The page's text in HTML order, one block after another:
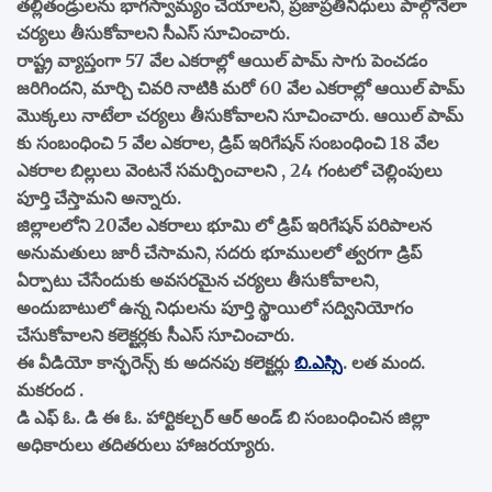
తల్లితండ్రులను భాగస్వామ్యం చేయాలని, ప్రజాప్రతినిధులు పాల్గోనేలా
చర్యలు తీసుకోవాలని సీఎస్ సూచించారు.
రాష్ట్ర వ్యాప్తంగా 57 వేల ఎకరాల్లో ఆయిల్ పామ్ సాగు పెంచడం
జరిగిందని, మార్చి చివరి నాటికి మరో 60 వేల ఎకరాల్లో ఆయిల్ పామ్
మొక్కలు నాటేలా చర్యలు తీసుకోవాలని సూచించారు. ఆయిల్ పామ్
కు సంబంధించి 5 వేల ఎకరాల, డ్రిప్ ఇరిగేషన్ సంబంధించి 18 వేల
ఎకరాల బిల్లులు వెంటనే సమర్పించాలని , 24 గంటలో చెల్లింపులు
పూర్తి చేస్తామని అన్నారు.
జిల్లాలలోని 20వేల ఎకరాలు భూమి లో డ్రిప్ ఇరిగేషన్ పరిపాలన
అనుమతులు జారీ చేసామని, సదరు భూములలో త్వరగా డ్రిప్
ఏర్పాటు చేసేందుకు అవసరమైన చర్యలు తీసుకోవాలని,
అందుబాటులో ఉన్న నిధులను పూర్తి స్థాయిలో సద్వినియోగం
చేసుకోవాలని కలెక్టర్లకు సీఎస్ సూచించారు.
ఈ వీడియో కాన్ఫరెన్స్ కు అదనపు కలెక్టర్లు బి.ఎస్సి. లత మంద.
మకరంద .
డి ఎఫ్ ఓ. డి ఈ ఓ. హార్టికల్చర్ ఆర్ అండ్ బి సంబంధించిన జిల్లా
అధికారులు తదితరులు హాజరయ్యారు.